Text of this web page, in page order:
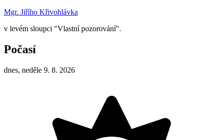
Mgr. Jiřího Křivohlávka
v levém sloupci "Vlastní pozorování".
Počasí
dnes, neděle 9. 8. 2026